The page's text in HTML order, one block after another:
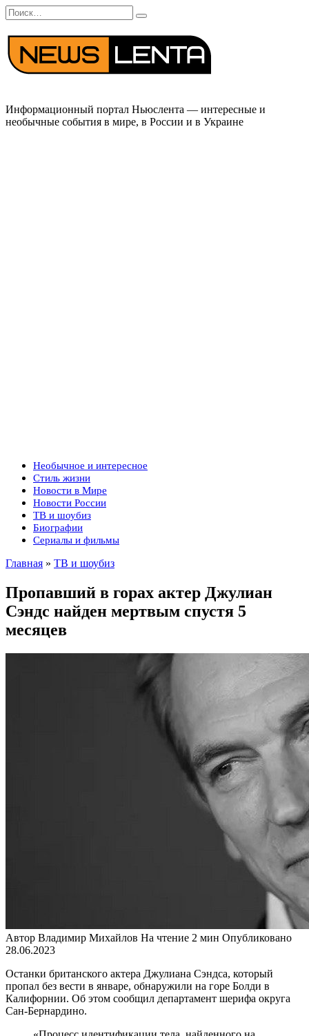
Перейти
к
содержанию
Search
for:
Информационный портал Ньюслента — интересные и
необычные события в мире, в России и в Украине
Необычное и интересное
Стиль жизни
Новости в Мире
Новости России
ТВ и шоубиз
Биографии
Сериалы и фильмы
Главная » ТВ и шоубиз
Пропавший в горах актер Джулиан
Сэндс найден мертвым спустя 5
месяцев
Автор Владимир Михайлов На чтение 2 мин Опубликовано
28.06.2023
Останки британского актера Джулиана Сэндса, который
пропал без вести в январе, обнаружили на горе Болди в
Калифорнии. Об этом сообщил департамент шерифа округа
Сан-Бернардино.